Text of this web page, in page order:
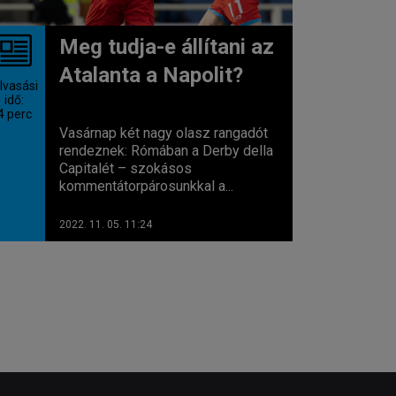
idő:
perc
Meg tudja-e állítani az
Atalanta a Napolit?
Vasárnap két nagy olasz rangadót
rendeznek: Rómában a Derby della
Capitalét – szokásos
kommentátorpárosunkkal a...
2022. 11. 05. 11:24